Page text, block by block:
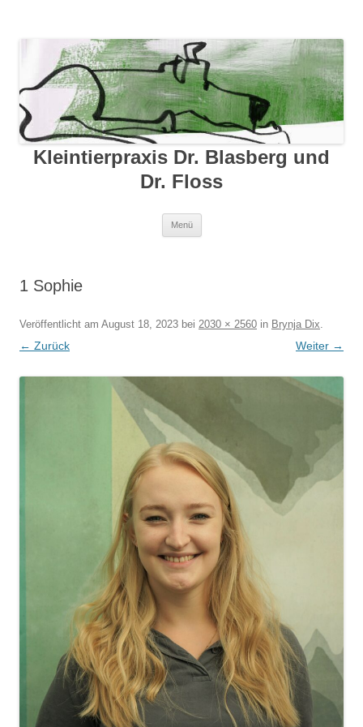
Kleintierpraxis Dr. Blasberg und
Dr. Floss
Menü
1 Sophie
Veröffentlicht am August 18, 2023 bei 2030 × 2560 in Brynja Dix.
← Zurück Weiter →